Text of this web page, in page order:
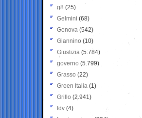
g8 (25)
Gelmini (68)
Genova (542)
Giannino (10)
Giustizia (5.784)
governo (5.799)
Grasso (22)
Green Italia (1)
Grillo (2.941)
Idv (4)